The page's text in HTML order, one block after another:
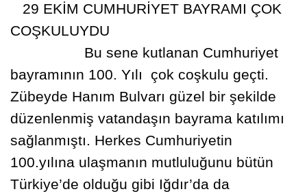
29 EKİM CUMHURİYET BAYRAMI ÇOK
COŞKULUYDU
Bu sene kutlanan Cumhuriyet
bayramının 100. Yılı çok coşkulu geçti.
Zübeyde Hanım Bulvarı güzel bir şekilde
düzenlenmiş vatandaşın bayrama katılımı
sağlanmıştı. Herkes Cumhuriyetin
100.yılına ulaşmanın mutluluğunu bütün
Türkiye’de olduğu gibi Iğdır’da da